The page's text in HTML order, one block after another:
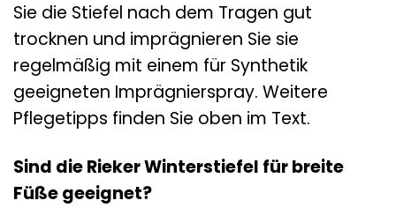
Sie die Stiefel nach dem Tragen gut
trocknen und imprägnieren Sie sie
regelmäßig mit einem für Synthetik
geeigneten Imprägnierspray. Weitere
Pflegetipps finden Sie oben im Text.
Sind die Rieker Winterstiefel für breite
Füße geeignet?